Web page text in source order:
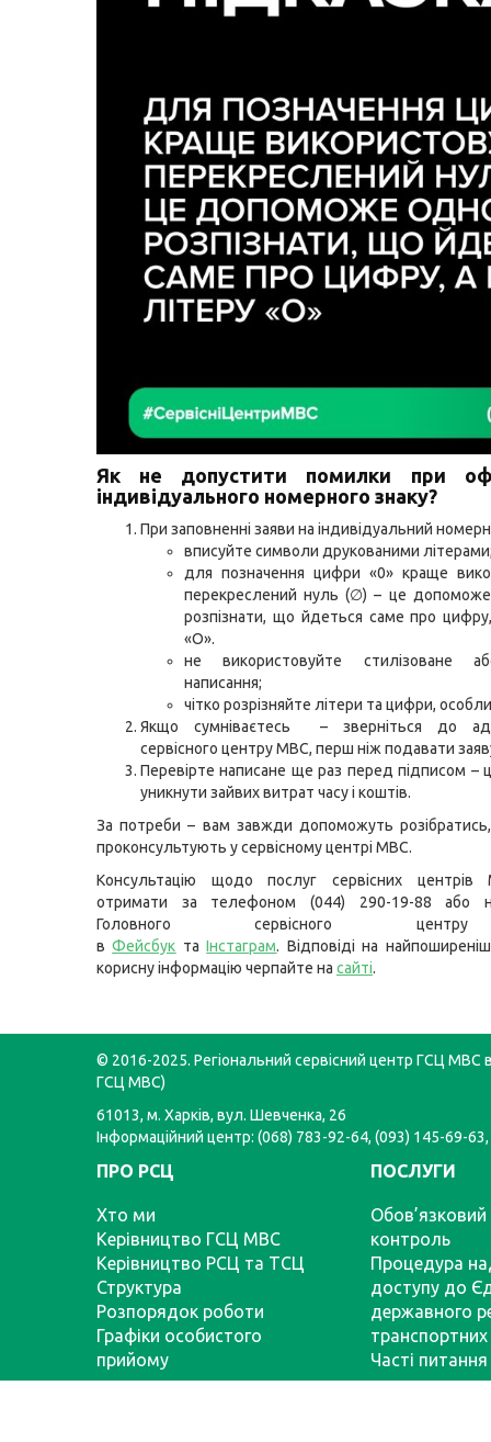
Як не допустити помилки при
індивідуального номерного знаку?
При заповненні заяви на індивідуальний
вписуйте символи друкованими
для позначення цифри «0» краще
перекреслений нуль (∅) – це
розпізнати, що йдеться саме про
«О».
не використовуйте стилізоване
написання;
чітко розрізняйте літери та цифри,
Якщо сумніваєтесь – зверніться до
сервісного центру МВС, перш ніж подавати
Перевірте написане ще раз перед підписом
уникнути зайвих витрат часу і коштів.
За потреби – вам завжди допоможуть розібратись,
проконсультують у сервісному центрі МВС.
Консультацію щодо послуг сервісних
отримати за телефоном (044) 290-19-88 або
Головного сервісного
вФейсбук таІнстаграм. Відповіді на
корисну інформацію черпайте на сайті.
© 2016-2025. Регіональний сервісний центр ГСЦ МВС в
ГСЦ МВС)
61013, м. Харків, вул. Шевченка, 26
Інформаційний центр: (068) 783-92-64, (093) 145-69-
ПРО РСЦ
Хто ми
Керівництво ГСЦ МВС
Керівництво РСЦ та ТСЦ
Структура
Розпорядок роботи
Графіки особистого
прийому
ПОСЛУГИ
Обов’язковий
контроль
Процедура
доступу до
державного
транспортних
Часті питання